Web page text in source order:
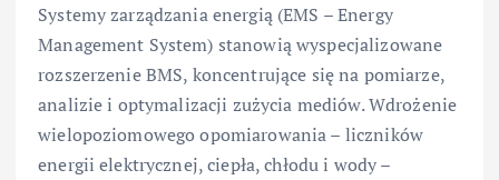
Systemy zarządzania energią (EMS – Energy
Management System) stanowią wyspecjalizowane
rozszerzenie BMS, koncentrujące się na pomiarze,
analizie i optymalizacji zużycia mediów. Wdrożenie
wielopoziomowego opomiarowania – liczników
energii elektrycznej, ciepła, chłodu i wody –